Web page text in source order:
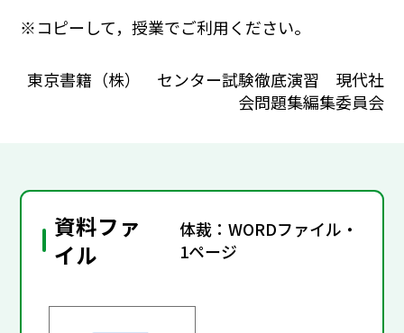
※コピーして，授業でご利用ください。
東京書籍（株） センター試験徹底演習 現代社
会問題集編集委員会
資料ファ
イル
体裁：WORDファイル・
1ページ